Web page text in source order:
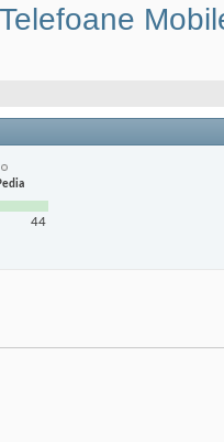
Telefoane
44